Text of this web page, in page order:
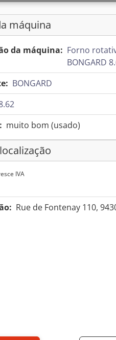
máquina
da máquina: Forno
BONGARD
BONGARD
muito bom (usado)
IVA
Rue de Fontenay 110,